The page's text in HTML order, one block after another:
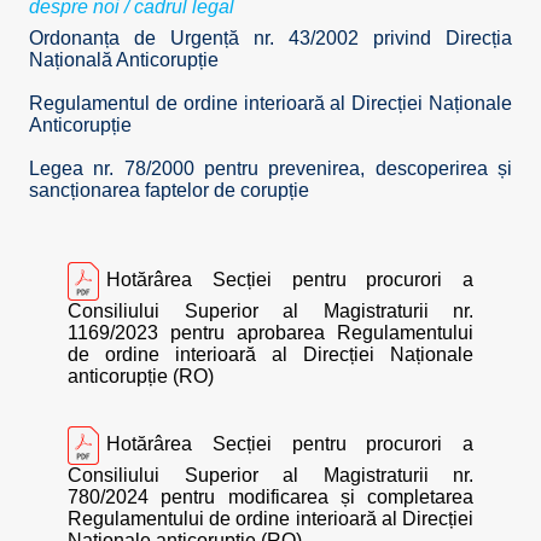
despre noi/ cadrul legal
Ordonanța de Urgență nr. 43/2002 privind Direcția
Națională Anticorupție
Regulamentul de ordine interioară al Direcției Naționale
Anticorupție
Legea nr. 78/2000 pentru prevenirea, descoperirea și
sancționarea faptelor de corupție
Hotărârea Secției pentru procurori a
Consiliului Superior al Magistraturii nr.
1169/2023 pentru aprobarea Regulamentului
de ordine interioară al Direcției Naționale
anticorupție (RO)
Hotărârea Secției pentru procurori a
Consiliului Superior al Magistraturii nr.
780/2024 pentru modificarea și completarea
Regulamentului de ordine interioară al Direcției